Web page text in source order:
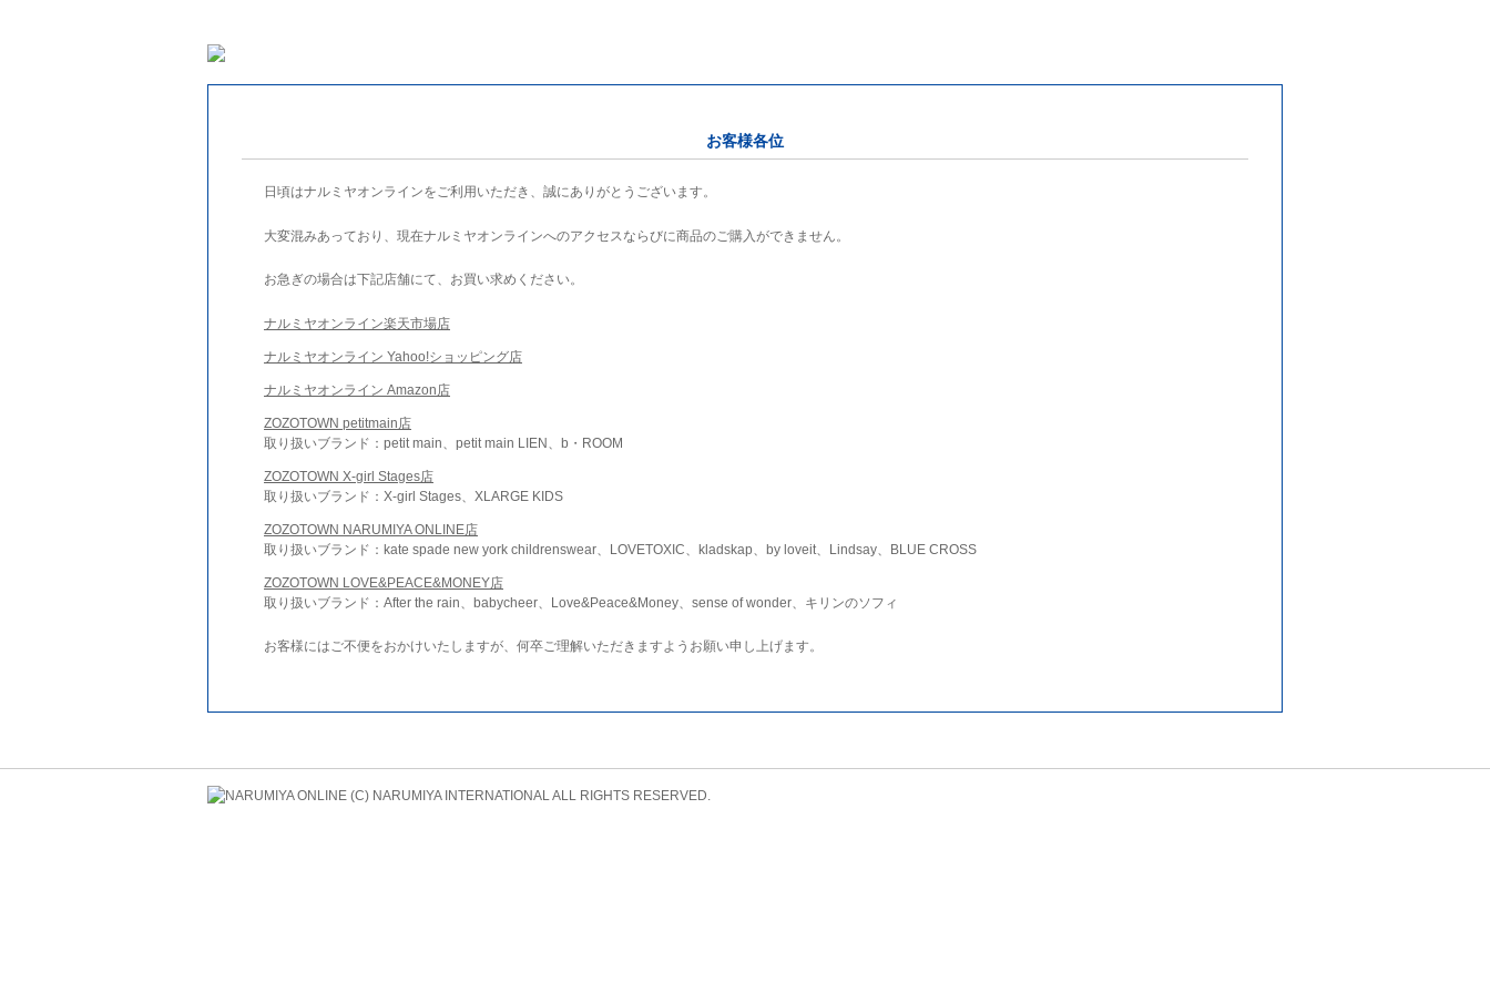
お客様各位
日頃はナルミヤオンラインをご利用いただき、誠にありがとうございます。
大変混みあっており、現在ナルミヤオンラインへのアクセスならびに商品のご購入ができません。
お急ぎの場合は下記店舗にて、お買い求めください。
ナルミヤオンライン楽天市場店
ナルミヤオンライン Yahoo!ショッピング店
ナルミヤオンライン Amazon店
ZOZOTOWN petitmain店
取り扱いブランド：petit main、petit main LIEN、b・ROOM
ZOZOTOWN X-girl Stages店
取り扱いブランド：X-girl Stages、XLARGE KIDS
ZOZOTOWN NARUMIYA ONLINE店
取り扱いブランド：kate spade new york childrenswear、LOVETOXIC、kladskap、by loveit、Lindsay、BLUE CROSS
ZOZOTOWN LOVE&PEACE&MONEY店
取り扱いブランド：After the rain、babycheer、Love&Peace&Money、sense of wonder、キリンのソフィ
お客様にはご不便をおかけいたしますが、何卒ご理解いただきますようお願い申し上げます。